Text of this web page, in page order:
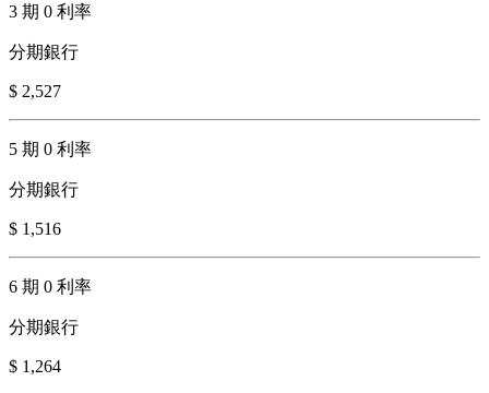
3 期 0 利率
分期銀行
$ 2,527
5 期 0 利率
分期銀行
$ 1,516
6 期 0 利率
分期銀行
$ 1,264